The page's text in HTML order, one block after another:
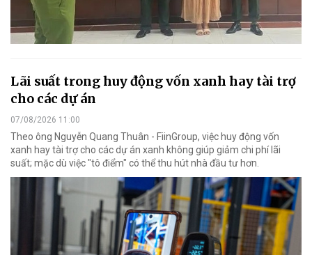
Lãi suất trong huy động vốn xanh hay tài trợ
cho các dự án
07/08/2026 11:00
Theo ông Nguyễn Quang Thuân - FiinGroup, việc huy động vốn
xanh hay tài trợ cho các dự án xanh không giúp giảm chi phí lãi
suất; mặc dù việc "tô điểm" có thể thu hút nhà đầu tư hơn.